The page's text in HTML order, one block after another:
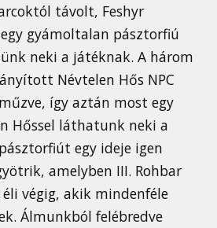
távolt, Feshyr
gyámoltalan pásztorfiú
neki a játéknak. A három
Névtelen Hős NPC
így aztán most egy
Hőssel láthatunk neki a
egy ideje igen
amelyben III. Rohbar
végig, akik mindenféle
Álmunkból felébredve